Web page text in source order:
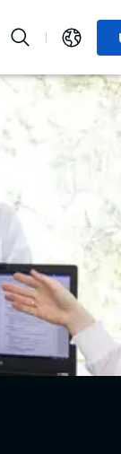
Karriere
bei uns
bei